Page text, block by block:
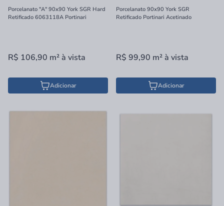
Porcelanato "A" 90x90 York SGR Hard
Retificado 6063118A Portinari
R$ 106,90 m²à vista
Adicionar
Porcelanato 90x90 York SGR
Retificado Portinari Acetinado
R$ 99,90 m²à vista
Adicionar